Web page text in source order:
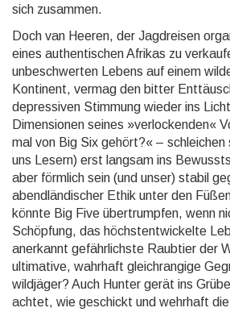
sich zusammen.
Doch van Heeren, der Jagd­reisen
eines authen­tischen Afrikas zu
unbe­schwerten Lebens auf einem
Kontinent, vermag den bitter
depres­siven Stimmung wieder ins
Dimen­sionen seines »ver­locken­den«
mal von Big Six gehört?« – schlei­chen
uns Lesern) erst langsam ins
aber förmlich sein (und unser) stabil
abend­ländi­scher Ethik unter den
könnte Big Five über­trump­fen, wenn
Schöpfung, das höchst­ent­wickel­te
anerkannt gefähr­lichste Raubtier der
ultima­tive, wahrhaft gleich­ran­gige
wild­jäger? Auch Hunter gerät ins
achtet, wie geschickt und wehrhaft